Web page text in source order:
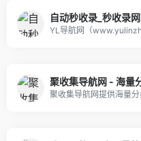
自动秒收录_秒收录
YL导航网（
聚收集导航网 - 海量
聚收集导航网提供海量